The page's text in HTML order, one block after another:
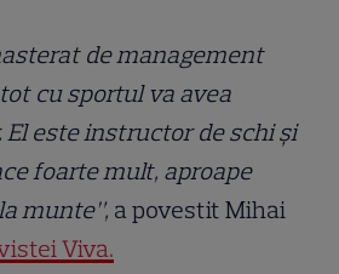
de management
cu sportul va avea
este instructor de schi şi
foarte mult, aproape
munte”, a povestit Mihai
Viva.